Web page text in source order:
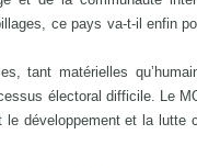
ce pays va-t-il enfin
tant matérielles
électoral difficile. Le
développement et la lutte